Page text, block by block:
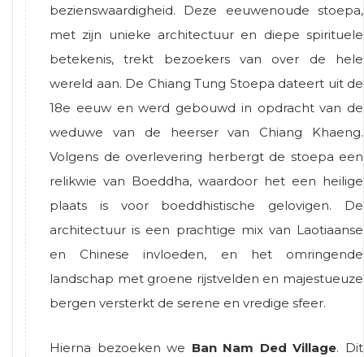
bezienswaardigheid. Deze eeuwenoude stoepa,
met zijn unieke architectuur en diepe spirituele
betekenis, trekt bezoekers van over de hele
wereld aan. De Chiang Tung Stoepa dateert uit de
18e eeuw en werd gebouwd in opdracht van de
weduwe van de heerser van Chiang Khaeng.
Volgens de overlevering herbergt de stoepa een
relikwie van Boeddha, waardoor het een heilige
plaats is voor boeddhistische gelovigen. De
architectuur is een prachtige mix van Laotiaanse
en Chinese invloeden, en het omringende
landschap met groene rijstvelden en majestueuze
bergen versterkt de serene en vredige sfeer.
Hierna bezoeken we Ban Nam Ded Village. Dit